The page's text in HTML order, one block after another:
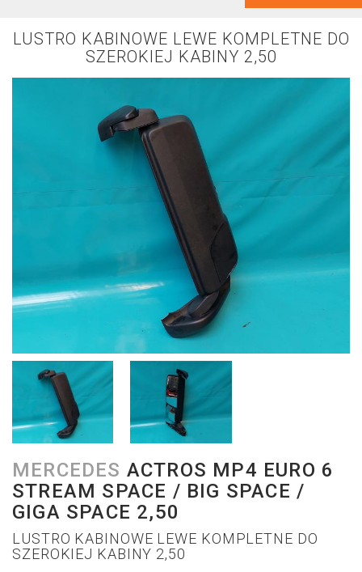
LUSTRO KABINOWE LEWE KOMPLETNE DO
SZEROKIEJ KABINY 2,50
MERCEDES ACTROS MP4 EURO 6
STREAM SPACE / BIG SPACE /
GIGA SPACE 2,50
LUSTRO KABINOWE LEWE KOMPLETNE DO
SZEROKIEJ KABINY 2,50